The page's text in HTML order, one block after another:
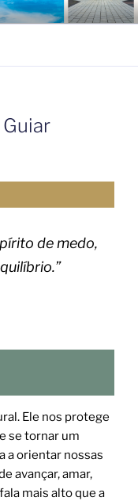
de medo,
Ele nos protege
se tornar um
a orientar nossas
avançar, amar,
mais alto que a